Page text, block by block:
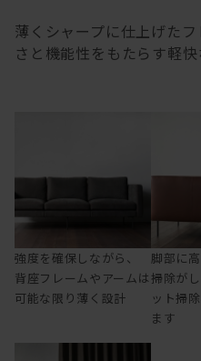
薄くシャープに仕上げた
さと機能性をもたらす軽
強度を確保しながら、
背座フレームやアームは
可能な限り薄く設計
脚部に
掃除が
ット掃
ます